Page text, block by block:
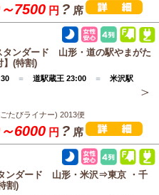
7500 円 ? 席
タンダード 山形・道の駅やまがた
(特割)
＝ 道駅蔵王 23:00 ＝ 米沢駅
たびライナー) 2013便
6000 円 ? 席
ンダード 山形・米沢⇒東京 ・千
割)